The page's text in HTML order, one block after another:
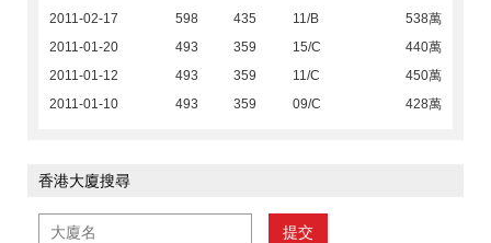
2011-02-17
598 435 11/B
538萬
2011-01-20
493 359 15/C
440萬
2011-01-12
493 359 11/C
450萬
2011-01-10
493 359 09/C 428萬
香港大廈搜尋
提交